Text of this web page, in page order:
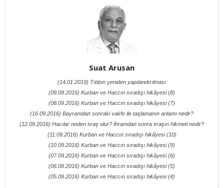
Suat Arusan
(14.01.2019) Tıbbın yeniden yapılandırılması
(09.09.2016) Kurban ve Haccın sıradışı hikâyesi (8)
(08.09.2016) Kurban ve Haccın sıradışı hikâyesi (7)
(16.09.2016) Bayramdan sonraki vakfe ile taşlamanın anlamı nedir?
(12.09.2016) Hacılar neden tıraş olur? İhramdan sonra tıraşın hikmeti nedir?
(11.09.2016) Kurban ve Haccın sıradışı hikâyesi (10)
(10.09.2016) Kurban ve Haccın sıradışı hikâyesi (9)
(07.09.2016) Kurban ve Haccın sıradışı hikâyesi (6)
(06.09.2016) Kurban ve Haccın sıradışı hikâyesi (5)
(05.09.2016) Kurban ve Haccın sıradışı hikâyesi (4)